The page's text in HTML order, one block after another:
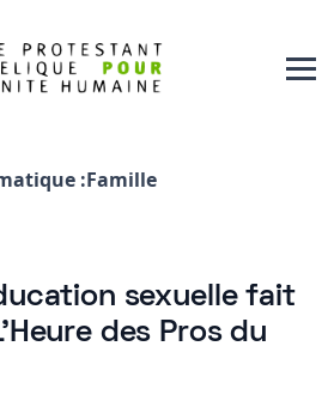
:Famille
sexuelle fait
des Pros du